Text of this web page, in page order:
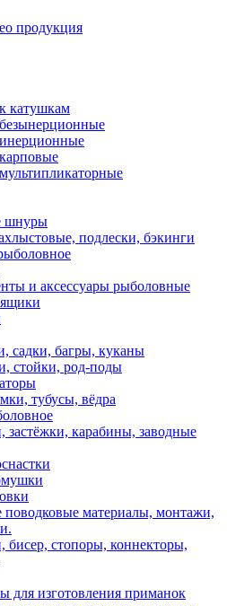
продукция
катушкам
шнуры
подлески, бэкинги
и аксессуары рыболовные
садки, багры, куканы
стойки, род-поды
тубусы, вёдра
застёжки, карабины, заводные
материалы, монтажи,
бисер, стопоры, коннекторы,
для изготовления приманок